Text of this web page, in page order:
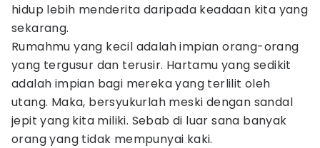
hidup lebih menderita daripada keadaan kita yang
sekarang.
Rumahmu yang kecil adalah impian orang-orang
yang tergusur dan terusir. Hartamu yang sedikit
adalah impian bagi mereka yang terlilit oleh
utang. Maka, bersyukurlah meski dengan sandal
jepit yang kita miliki. Sebab di luar sana banyak
orang yang tidak mempunyai kaki.